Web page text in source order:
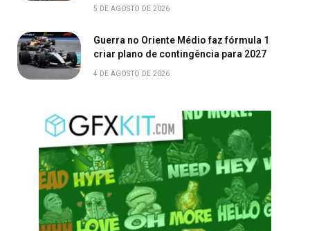
5 DE AGOSTO DE 2026
Guerra no Oriente Médio faz fórmula 1
criar plano de contingência para 2027
4 DE AGOSTO DE 2026